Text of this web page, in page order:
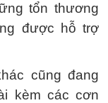
tổn thương
được hỗ trợ
cũng đang
kèm các cơn